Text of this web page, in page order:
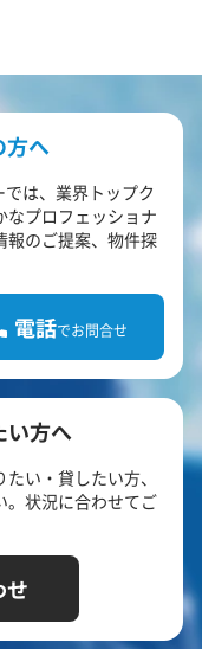
方へ
は、業界トップク
なプロフェッショナ
報のご提案、物件探
電話でお問合せ
い方へ
い・貸したい方、
。状況に合わせてご
せ